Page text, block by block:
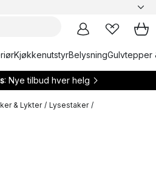
KjøkkenutstyrBelysningGulvtepper
: Nye tilbud hver helg
& Lykter / Lysestaker /